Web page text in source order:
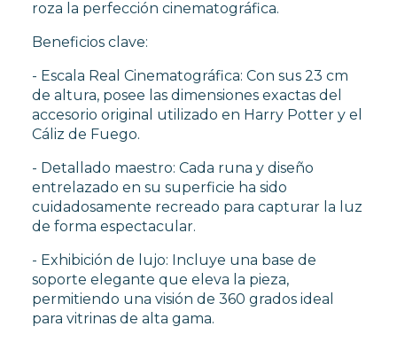
roza la perfección cinematográfica.
Beneficios clave:
- Escala Real Cinematográfica: Con sus 23 cm
de altura, posee las dimensiones exactas del
accesorio original utilizado en Harry Potter y el
Cáliz de Fuego.
- Detallado maestro: Cada runa y diseño
entrelazado en su superficie ha sido
cuidadosamente recreado para capturar la luz
de forma espectacular.
- Exhibición de lujo: Incluye una base de
soporte elegante que eleva la pieza,
permitiendo una visión de 360 grados ideal
para vitrinas de alta gama.